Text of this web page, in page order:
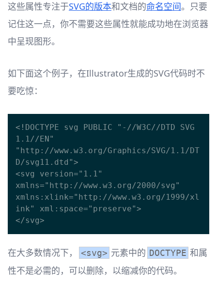
这些属性专注于SVG的版本和文档的命名空间。只要
记住这一点，你不需要这些属性就能成功地在浏览器
中呈现图形。
如下面这个例子，在Illustrator生成的SVG代码时不
要吃惊：
<!DOCTYPE svg PUBLIC "-//W3C//DTD SVG
1.1//EN"
"http://www.w3.org/Graphics/SVG/1.1/DT
D/svg11.dtd">
<svg version="1.1"
xmlns="http://www.w3.org/2000/svg"
xmlns:xlink="http://www.w3.org/1999/xl
ink" xml:space="preserve">
在大多数情况下， <svg> 元素中的 DOCTYPE 和属
性不是必需的，可以删除，以缩减你的代码。